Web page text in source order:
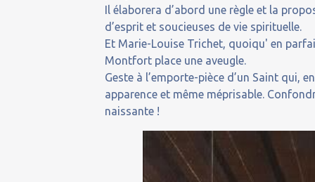
Il élaborera d’abord une règle et la
d’esprit et soucieuses de vie spirituelle.
Et Marie-Louise Trichet, quoiqu' en
Montfort place une aveugle.
Geste à l’emporte-pièce d’un Saint qui,
apparence et même méprisable.
naissante !